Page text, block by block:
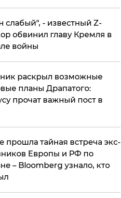
слабый", - известный Z-
обвинил главу Кремля в
войны
раскрыл возможные
планы Драпатого:
прочат важный пост в
прошла тайная встреча экс-
Европы и РФ по
– Bloomberg узнало, кто